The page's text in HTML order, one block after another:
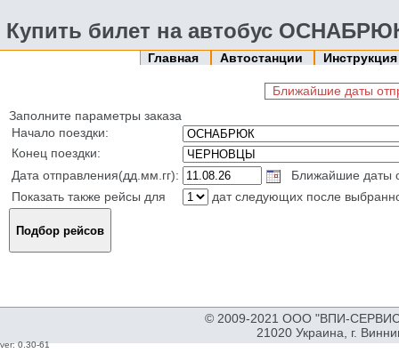
Купить билет на автобус
Главная Автостанции
Ближайшие даты
Заполните параметры заказа
Начало поездки:
Конец поездки:
Дата отправления(дд.мм.гг):
Ближайшие даты
Показать также рейсы для
дат следующих после
© 2009-2021 ООО "ВПИ-
21020 Украина, г.
ver: 0.30-61